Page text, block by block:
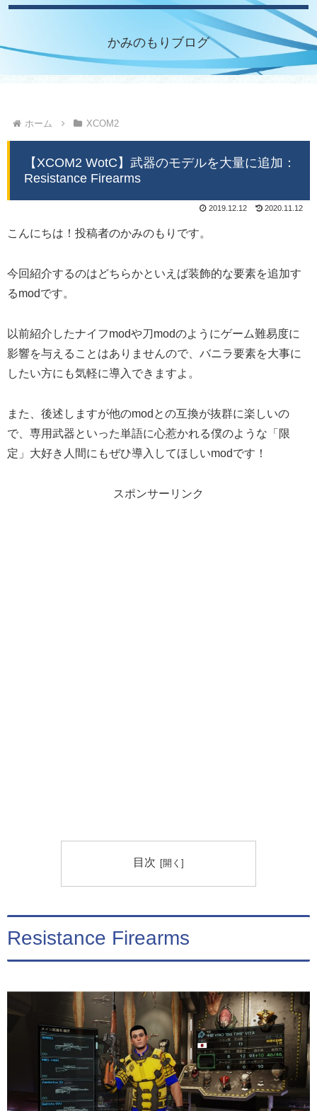
かみのもりブログ
ホーム XCOM2
【XCOM2 WotC】武器のモデルを大量に追加：
Resistance Firearms
2019.12.12 2020.11.12
こんにちは！投稿者のかみのもりです。
今回紹介するのはどちらかといえば装飾的な要素を追加す
るmodです。
以前紹介したナイフmodや刀modのようにゲーム難易度に
影響を与えることはありませんので、バニラ要素を大事に
したい方にも気軽に導入できますよ。
また、後述しますが他のmodとの互換が抜群に楽しいの
で、専用武器といった単語に心惹かれる僕のような「限
定」大好き人間にもぜひ導入してほしいmodです！
スポンサーリンク
目次
Resistance Firearms